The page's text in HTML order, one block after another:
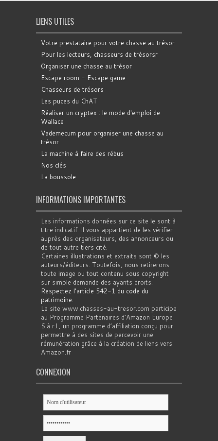
LIENS UTILES
Votre prestataire pour votre chasse au trésor
Pour les lecteurs, chasseurs de trésorsr
Organiser une chasse au trésor
Escape room - Escape game
Chasseurs de trésors
Les puces du ChAT
Réaliser un cryptex : le mode d'emploi de
Wallace
Vademecum pour organiser une chasse au
trésor
La machine à faire des rébus
Nos clés
La boussole
INFORMATIONS IMPORTANTES
Les informations données sur ce site le sont à
titre indicatif. Il vous appartient de les vérifier
auprès des organisateurs, des annonceurs ou
de tout autre tiers cité.
Certaines illustrations et extraits sont © les
auteurs/éditeurs. Toutefois, nous retirerons
toute image ou tout contenu sous copyright
sur simple demande des ayants droits.
Respectez l'article 542-1 du code du
patrimoine.
Le site www.chasses-au-tresor.com participe
au Programme Partenaires d’Amazon Europe
S.à r.l., un programme d’affiliation conçu pour
permettre à des sites de percevoir une
rémunération grâce à la création de liens vers
Amazon.fr
CONNEXION